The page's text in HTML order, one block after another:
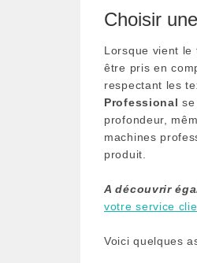
Choisir
Lorsque vient le
être pris en
respectant les
Professional
profondeur,
machines
produit.
A découvrir
votre service
Voici quelques